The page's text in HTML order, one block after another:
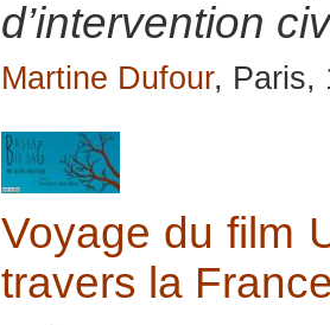
d’intervention
Martine Dufour, Paris,
Voyage du film
travers la